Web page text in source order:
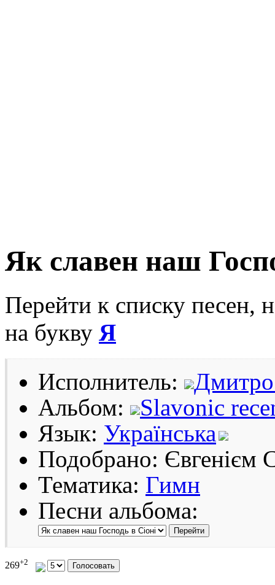
Як славен наш
Перейти к списку песен,
на букву Я
Исполнитель:
Альбом:
Slavonic
Язык: Українська
Подобрано: Євгенієм
Тематика: Гимн
Песни альбома:
269+2